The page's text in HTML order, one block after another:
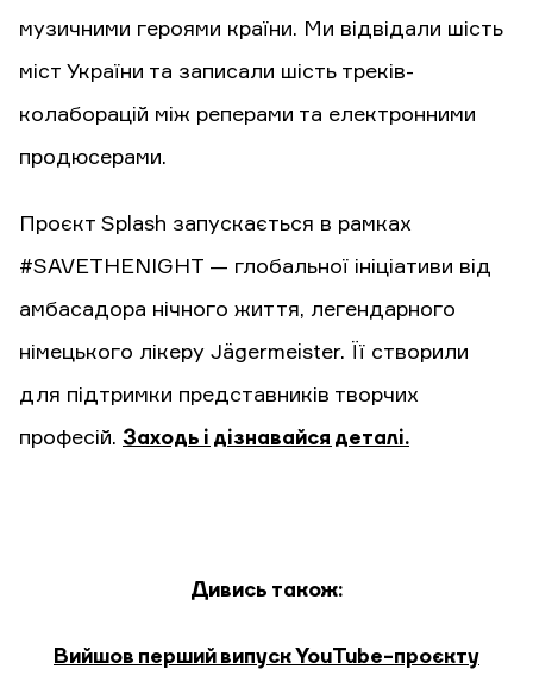
музичними героями країни. Ми відвідали шість
міст України та записали шість треків-
колаборацій між реперами та електронними
продюсерами.
Проєкт Splash запускається в рамках
#SAVETHENIGHT — глобальної ініціативи від
амбасадора нічного життя, легендарного
німецького лікеру Jägermeister. Її створили
для підтримки представників творчих
професій. Заходь і дізнавайся деталі.
Дивись також:
Вийшов перший випуск YouTube-проєкту